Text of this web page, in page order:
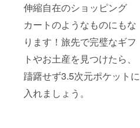
伸縮自在のショッピング
カートのようなものにもな
ります！旅先で完璧なギフ
トやお土産を見つけたら、
躊躇せず3.5次元ポケットに
入れましょう。